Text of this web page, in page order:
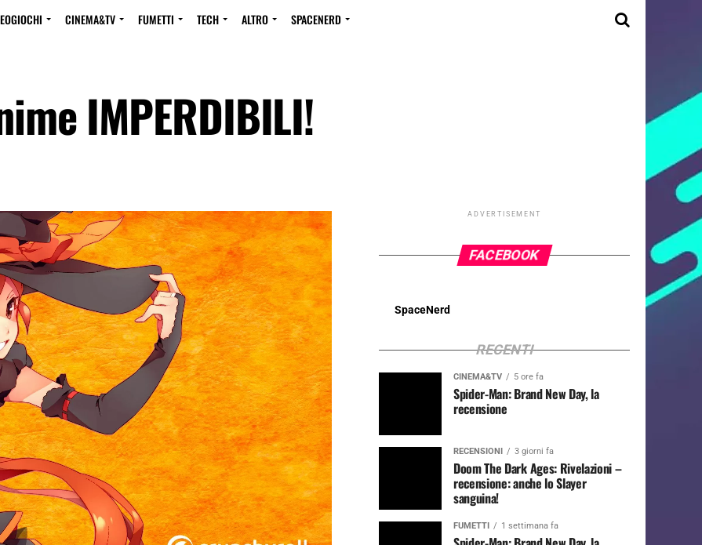
CINEMA&TV FUMETTI TECH ALTRO SPACENERD
IMPERDIBILI!
ADVERTISEMENT
FACEBOOK
SpaceNerd
RECENTI
CINEMA&TV 5 ore fa
Spider-Man: Brand New Day, la
recensione
RECENSIONI 3 giorni fa
Doom The Dark Ages: Rivelazioni –
recensione: anche lo Slayer
sanguina!
FUMETTI 1 settimana fa